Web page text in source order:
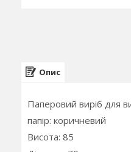
Опис
Паперовий виріб для
папір: коричневий
Висота: 85